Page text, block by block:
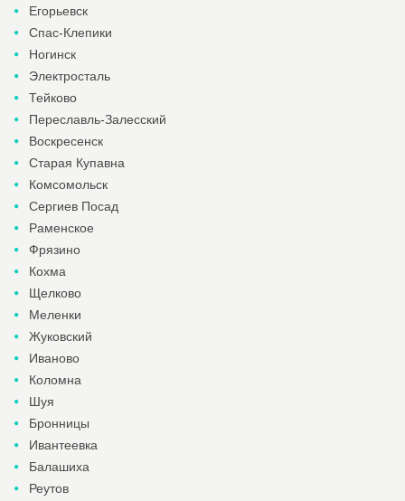
Егорьевск
Спас-Клепики
Ногинск
Электросталь
Тейково
Переславль-Залесский
Воскресенск
Старая Купавна
Комсомольск
Сергиев Посад
Раменское
Фрязино
Кохма
Щелково
Меленки
Жуковский
Иваново
Коломна
Шуя
Бронницы
Ивантеевка
Балашиха
Реутов